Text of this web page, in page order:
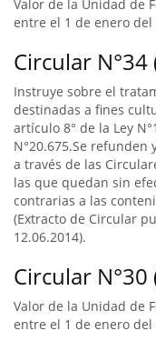
Valor de la Unidad de
entre el 1 de enero del
Circular
Instruye sobre el
destinadas a fines
artículo 8° de la Ley
N°20.675.Se
a través de las
las que quedan sin
contrarias a las
(Extracto de Circular
12.06.2014).
Circular
Valor de la Unidad de
entre el 1 de enero del